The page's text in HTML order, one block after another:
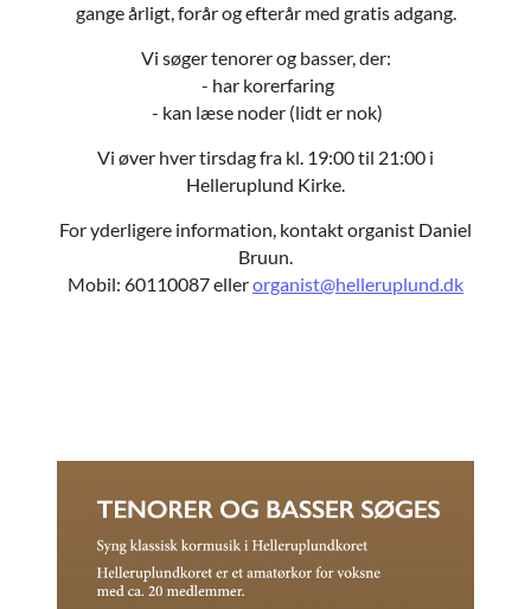
gange årligt, forår og efterår med gratis adgang.
Vi søger tenorer og basser, der:
- har korerfaring
- kan læse noder (lidt er nok)
Vi øver hver tirsdag fra kl. 19:00 til 21:00 i
Helleruplund Kirke.
For yderligere information, kontakt organist Daniel
Bruun.
Mobil: 60110087 ellerorganist@helleruplund.dk